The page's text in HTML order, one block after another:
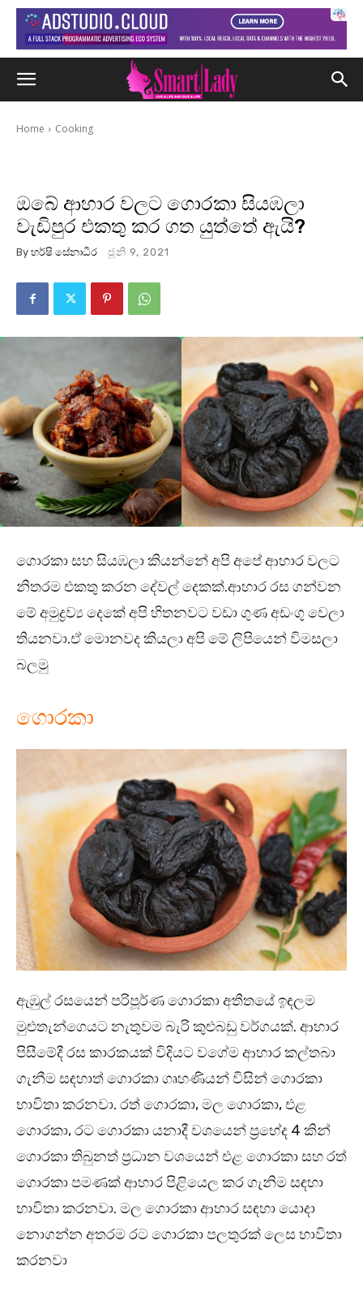
Home Cooking
ඔබේ ආහාර වලට ගොරකා සියඹලා
වැඩිපුර එකතු කර ගත යුත්තේ ඇයි?
By හර්ෂි සේනාධීර ජූනි 9, 2021
ගොරකා සහ සියඹලා කියන්නේ අපි අපේ ආහාර වලට
නිතරම එකතු කරන දේවල් දෙකක්.ආහාර රස ගන්වන
මේ අමුද්‍රව්‍ය දෙකේ අපි හිතනවට වඩා ගුණ අඩංගු වෙලා
තියනවා.ඒ මොනවද කියලා අපි මේ ලිපියෙන් විමසලා
බලමු
ගොරකා
ඇඹුල් රසයෙන් පරිපූර්ණ ගොරකා අතීතයේ ඉඳලම
මුළුතැන්ගෙයට නැතුවම බැරි කුළුබඩු වර්ගයක්. ආහාර
පිසීමේදී රස කාරකයක් විදියට වගේම ආහාර කල්තබා
ගැනීම සඳහාත් ගොරකා ගෘහණියන් විසින් ගොරකා
භාවිතා කරනවා. රත් ගොරකා, මල ගොරකා, එළ
ගොරකා, රට ගොරකා යනාදී වශයෙන් ප්‍රභේද 4 කින්
ගොරකා තිබුනත් ප්‍රධාන වශයෙන් එළ ගොරකා සහ රත්
ගොරකා පමණක් ආහාර පිළියෙල කර ගැනිම සඳහා
භාවිතා කරනවා. මල ගොරකා ආහාර සඳහා යොදා
නොගන්න අතරම රට ගොරකා පලතුරක් ලෙස භාවිතා
කරනවා